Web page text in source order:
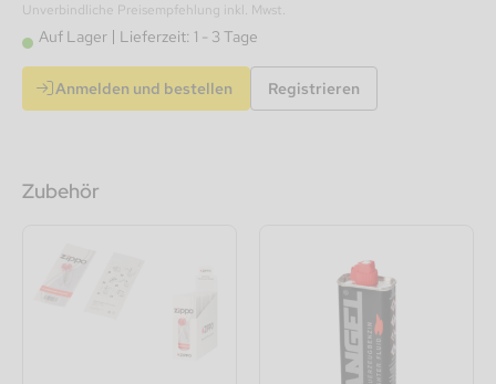
Unverbindliche Preisempfehlung inkl. Mwst.
Auf Lager Lieferzeit: 1 - 3 Tage
Anmelden und bestellen Registrieren
Zubehör